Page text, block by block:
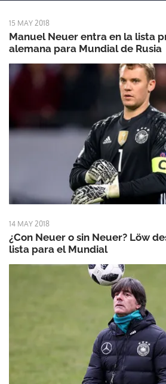
15 MAY 2018
Manuel Neuer entra en la lista
alemana para Mundial de Rusia
14 MAY 2018
¿Con Neuer o sin Neuer? Löw
lista para el Mundial